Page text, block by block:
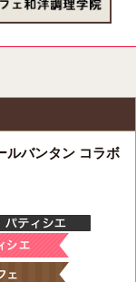
ルバンタン コラボ